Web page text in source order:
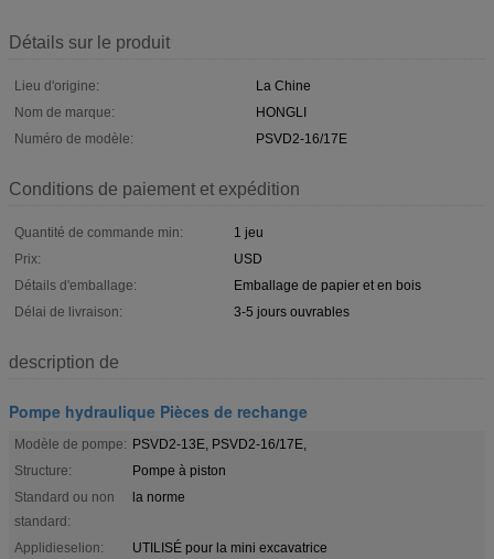
Détails sur le produit
Lieu d'origine:
La Chine
Nom de marque:
HONGLI
Numéro de modèle:
PSVD2-16/17E
Conditions de paiement et expédition
Quantité de commande min:
1 jeu
Prix:
USD
Détails d'emballage:
Emballage de papier et en bois
Délai de livraison:
3-5 jours ouvrables
description de
Pompe hydraulique Pièces de rechange
Modèle de pompe: PSVD2-13E, PSVD2-16/17E,
Structure:
Pompe à piston
Standard ou non
standard:
la norme
Applidieselion:
UTILISÉ pour la mini excavatrice